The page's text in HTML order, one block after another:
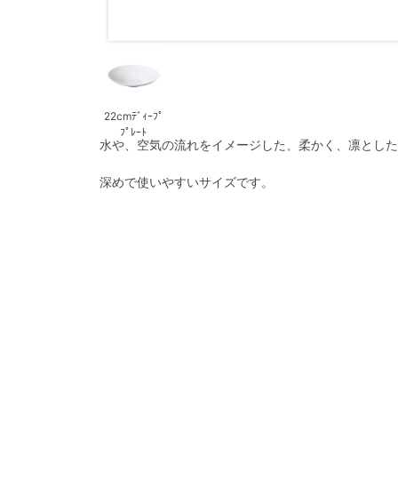
22cmﾃﾞｨｰﾌﾟ
ﾌﾟﾚｰﾄ
水や、空気の流れをイメージした、柔かく、凛とし
深めで使いやすいサイズです。